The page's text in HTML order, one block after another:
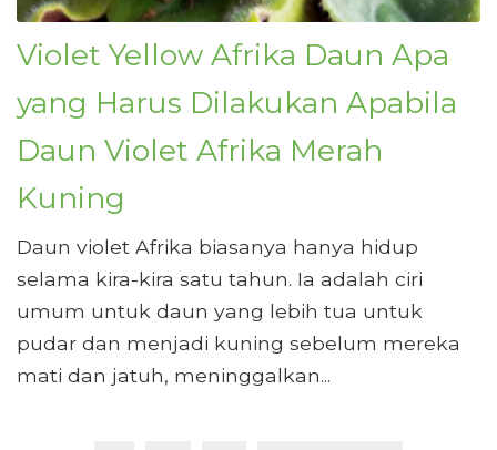
Violet Yellow Afrika Daun Apa
yang Harus Dilakukan Apabila
Daun Violet Afrika Merah
Kuning
Daun violet Afrika biasanya hanya hidup
selama kira-kira satu tahun. Ia adalah ciri
umum untuk daun yang lebih tua untuk
pudar dan menjadi kuning sebelum mereka
mati dan jatuh, meninggalkan...